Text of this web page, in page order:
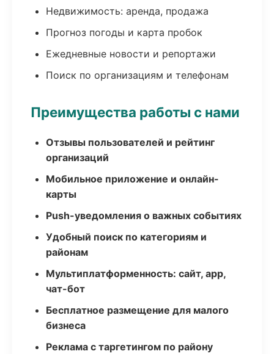
Недвижимость: аренда, продажа
Прогноз погоды и карта пробок
Ежедневные новости и репортажи
Поиск по организациям и телефонам
Преимущества работы с нами
Отзывы пользователей и рейтинг
организаций
Мобильное приложение и онлайн-
карты
Push-уведомления о важных событиях
Удобный поиск по категориям и
районам
Мультиплатформенность: сайт, app,
чат-бот
Бесплатное размещение для малого
бизнеса
Реклама с таргетингом по району